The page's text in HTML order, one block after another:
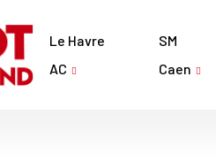
Le Havre
AC
SM
Caen